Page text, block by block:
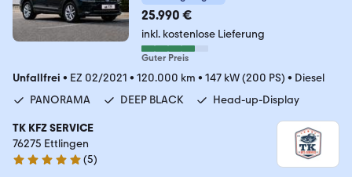
25.990 €
inkl. kostenlose Lieferung
Guter Preis
Unfallfrei • EZ 02/2021 • 120.000 km • 147 kW (200 PS) • Diesel
PANORAMA
DEEP BLACK Head-up-Display
TK KFZ SERVICE
76275 Ettlingen
4.9 Sterne
(5)